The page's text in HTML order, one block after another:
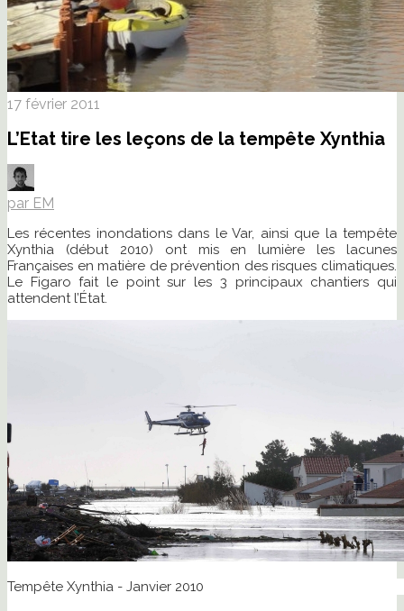
17 février 2011
L’Etat tire les leçons de la tempête Xynthia
par EM
Les récentes inondations dans le Var, ainsi que la tempête
Xynthia (début 2010) ont mis en lumière les lacunes
Françaises en matière de prévention des risques climatiques.
Le Figaro fait le point sur les 3 principaux chantiers qui
attendent l’État.
Tempête Xynthia - Janvier 2010